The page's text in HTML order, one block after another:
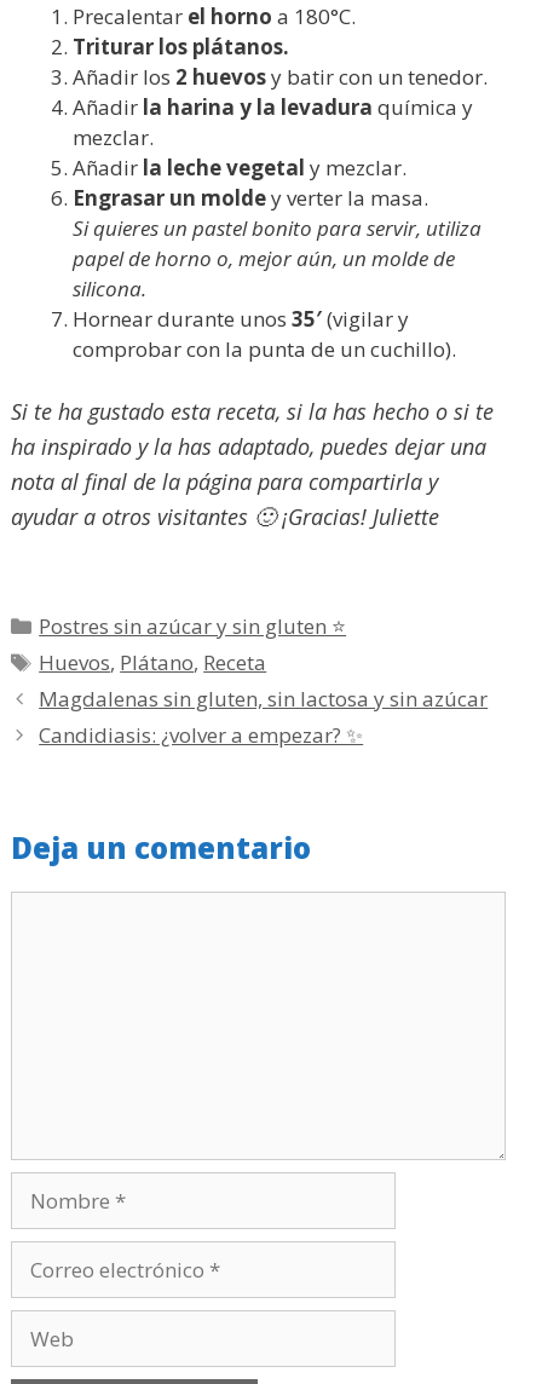
Precalentar el horno a 180°C.
Triturar los plátanos.
Añadir los 2 huevosy batir con un tenedor.
Añadir la harina y la levadura química y
mezclar.
Añadir la leche vegetal y mezclar.
Engrasar un moldey verter la masa.
Si quieres un pastel bonito para servir, utiliza
papel de horno o, mejor aún, un molde de
silicona.
Hornear durante unos 35′(vigilar y
comprobar con la punta de un cuchillo).
Si te ha gustado esta receta, si la has hecho o si te
ha inspirado y la has adaptado, puedes dejar una
nota al final de la página para compartirla y
ayudar a otros visitantes 🙂 ¡Gracias! Juliette
Categorías
Postres sin azúcar y sin gluten ⭐
Etiquetas
Huevos, Plátano, Receta
Magdalenas sin gluten, sin lactosa y sin azúcar
Candidiasis: ¿volver a empezar? ✨
Deja un comentario
electrónico